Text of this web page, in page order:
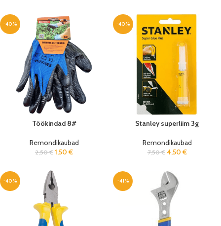
-40%
Töökindad 8#
Remondikaubad
2,50€ 1,50 €
-40%
Stanley superliim 3g
Remondikaubad
7,50€ 4,50 €
-40% -41%